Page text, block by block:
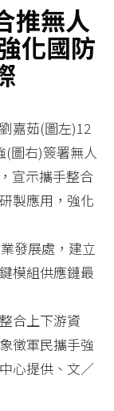
推無人
化國防
嘉茹(圖左)12
(圖右)簽署無人
宣示攜手整合
製應用，強化
發展處，建立
模組供應鏈最
合上下游資
徵軍民攜手強
心提供、文／